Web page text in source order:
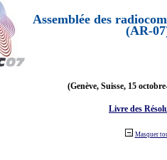
Assemblée des
(AR-
(Genève, Suisse, 15
Livre des
Masquer